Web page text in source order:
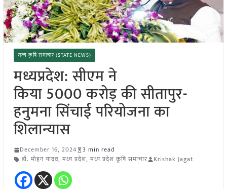
राज्य कृषि समाचार (STATE NEWS)
मध्यप्रदेश: सीएम ने
किया 5000 करोड़ की सीतापुर-
हनुमना सिंचाई परियोजना का
शिलान्यास
December 16, 2024
3 min read
डॉ. मोहन यादव, मध्य प्रदेश, मध्य प्रदेश कृषि समाचार Krishak Jagat